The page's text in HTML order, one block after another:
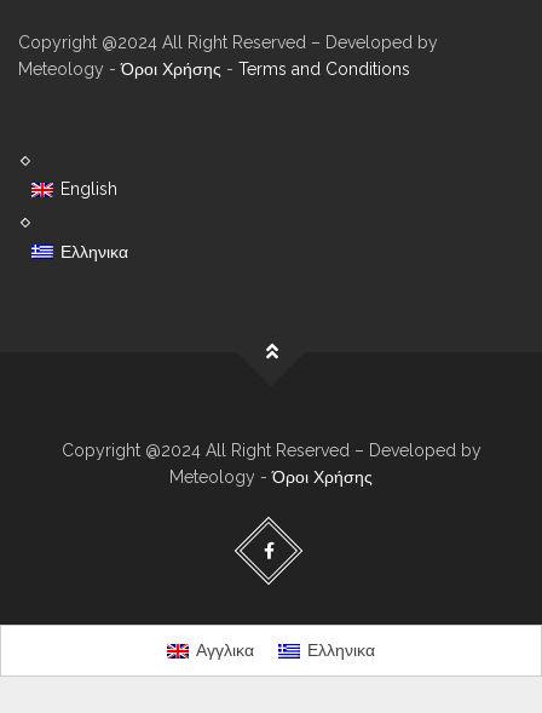
Copyright @2024 All Right Reserved – Developed by
Meteology -Όροι Χρήσης - Terms and Conditions
English
Ελληνικα
Copyright @2024 All Right Reserved – Developed by
Meteology -Όροι Χρήσης
Αγγλικα Ελληνικα